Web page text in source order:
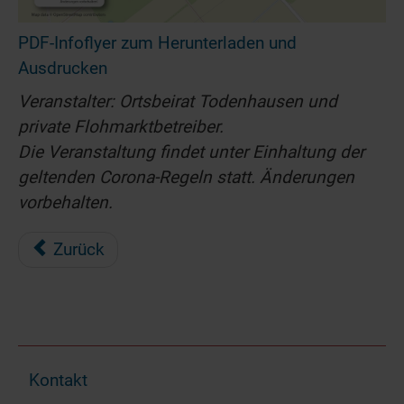
PDF-Infoflyer zum Herunterladen und
Ausdrucken
Veranstalter: Ortsbeirat Todenhausen und
private Flohmarktbetreiber.
Die Veranstaltung findet unter Einhaltung der
geltenden Corona-Regeln statt. Änderungen
vorbehalten.
Zurück
Kontakt